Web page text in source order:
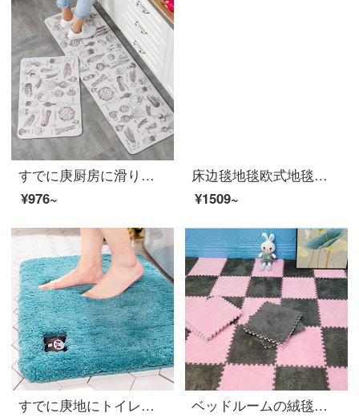
すでに庚厨房に滑り止めの防油を敷いています。長手の防水ドアマット家庭用の輸入皮革無料洗濯マット。
¥976~
床边毯地毯欧式地毯卧室地毯客厅地毯茶几地毯榻榻米地毯飘窗毯床边毯定制 加厚羊羔绒玫红色 180*200厘米
¥1509~
すでに庚地にトイレの浴室の入り口に吸水マットを敷いています。家庭用浴室の吸水マットです。
ベッドルームの絨毯は全部泡の床に敷かれています。家庭用のリビングルームの畳のパズル少女パッドA 1灰色+ピンク【10枚入り】30*30*0.7 cm底